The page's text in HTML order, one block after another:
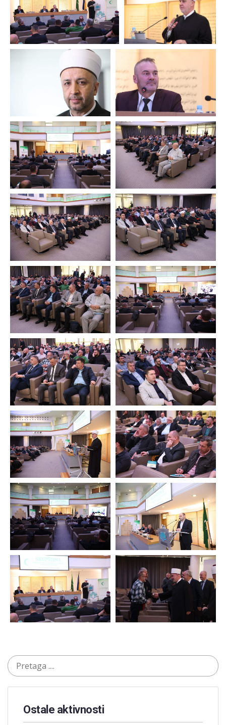
Ostale aktivnosti